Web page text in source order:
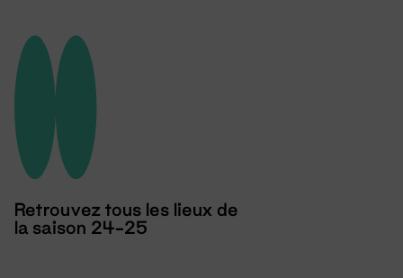
Retrouvez tous les lieux de
la saison 24-25